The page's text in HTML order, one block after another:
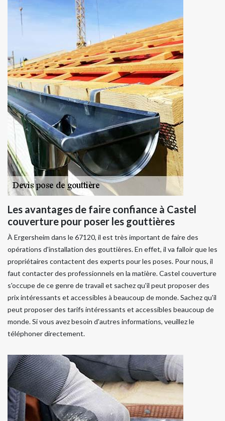
Les avantages de faire confiance à Castel
couverture pour poser les gouttières
À Ergersheim dans le 67120, il est très important de faire des
opérations d'installation des gouttières. En effet, il va falloir que les
propriétaires contactent des experts pour les poses. Pour nous, il
faut contacter des professionnels en la matière. Castel couverture
s'occupe de ce genre de travail et sachez qu'il peut proposer des
prix intéressants et accessibles à beaucoup de monde. Sachez qu'il
peut proposer des tarifs intéressants et accessibles beaucoup de
monde. Si vous avez besoin d'autres informations, veuillez le
téléphoner directement.